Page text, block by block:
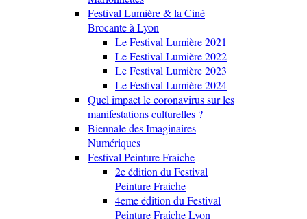
Festival Lumière & la Ciné
Brocante à Lyon
Le Festival Lumière 2021
Le Festival Lumière 2022
Le Festival Lumière 2023
Le Festival Lumière 2024
Quel impact le coronavirus sur les
manifestations culturelles ?
Biennale des Imaginaires
Numériques
Festival Peinture Fraiche
2e édition du Festival
Peinture Fraiche
4eme édition du Festival
Peinture Fraiche Lyon